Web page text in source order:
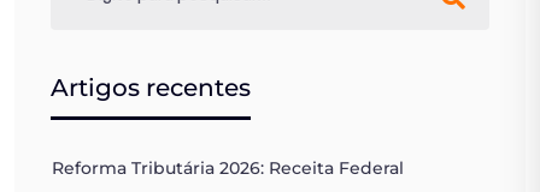
Artigos recentes
Reforma Tributária 2026: Receita Federal